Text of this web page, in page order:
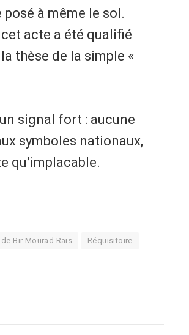
à même le sol.
acte a été qualifié
thèse de la simple «
signal fort : aucune
symboles nationaux,
qu’implacable.
Bir Mourad Raïs Réquisitoire